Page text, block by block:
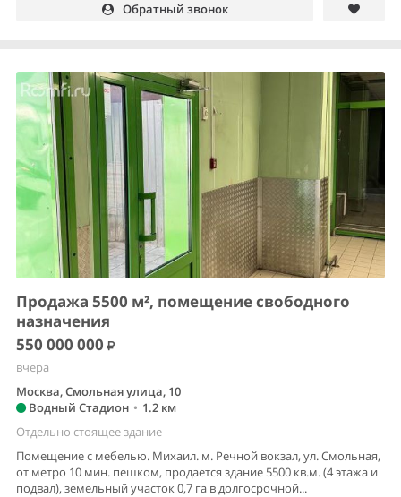
Обратный звонок
Продажа 5500 м², помещение свободного
назначения
550 000 000
вчера
Москва, Смольная улица, 10
Водный Стадион • 1.2 км
Отдельно стоящее здание
Помещение с мебелью. Михаил. м. Речной вокзал, ул. Смольная,
от метро 10 мин. пешком, продается здание 5500 кв.м. (4 этажа и
подвал), земельный участок 0,7 га в долгосрочной...